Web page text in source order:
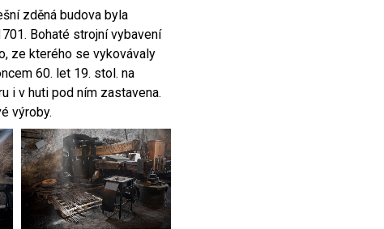
zděná budova byla
Bohaté strojní vybavení
ze kterého se vykovávaly
60. let 19. stol. na
i v huti pod ním zastavena.
výroby.